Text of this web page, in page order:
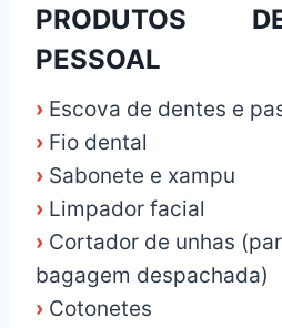
PRODUTOS
PESSOAL
› Escova de dentes e
› Fio dental
› Sabonete e xampu
› Limpador facial
› Cortador de unhas
bagagem despachada)
› Cotonetes